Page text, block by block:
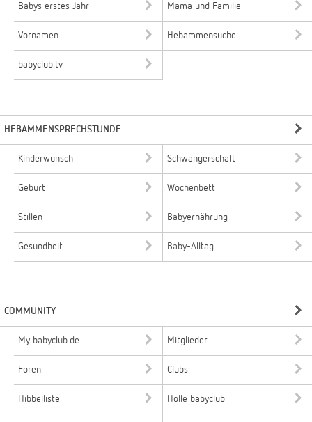
Babys erstes Jahr Mama und Familie
Vornamen Hebammensuche
babyclub.tv
HEBAMMENSPRECHSTUNDE
Kinderwunsch Schwangerschaft
Geburt Wochenbett
Stillen Babyernährung
Gesundheit Baby-Alltag
COMMUNITY
My babyclub.de Mitglieder
Foren Clubs
Hibbelliste Holle babyclub